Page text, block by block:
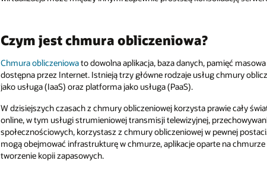
Czym jest chmura obliczeniowa?
Chmura obliczeniowato dowolna aplikacja, baza danych, pamięć
dostępna przez Internet. Istnieją trzy główne rodzaje usług chmury
jako usługa (IaaS) oraz platforma jako usługa (PaaS).
W dzisiejszych czasach z chmury obliczeniowej korzysta prawie cały
online, w tym usługi strumieniowej transmisji telewizyjnej,
społecznościowych, korzystasz z chmury obliczeniowej w pewnej
mogą obejmować infrastrukturę w chmurze, aplikacje oparte na
tworzenie kopii zapasowych.